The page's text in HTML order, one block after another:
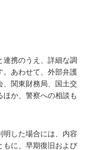
連携のうえ、詳細な調
。あわせて、外部弁護
、関東財務局、国土交
か、警察への相談も
明した場合には、内容
もに、早期復旧および